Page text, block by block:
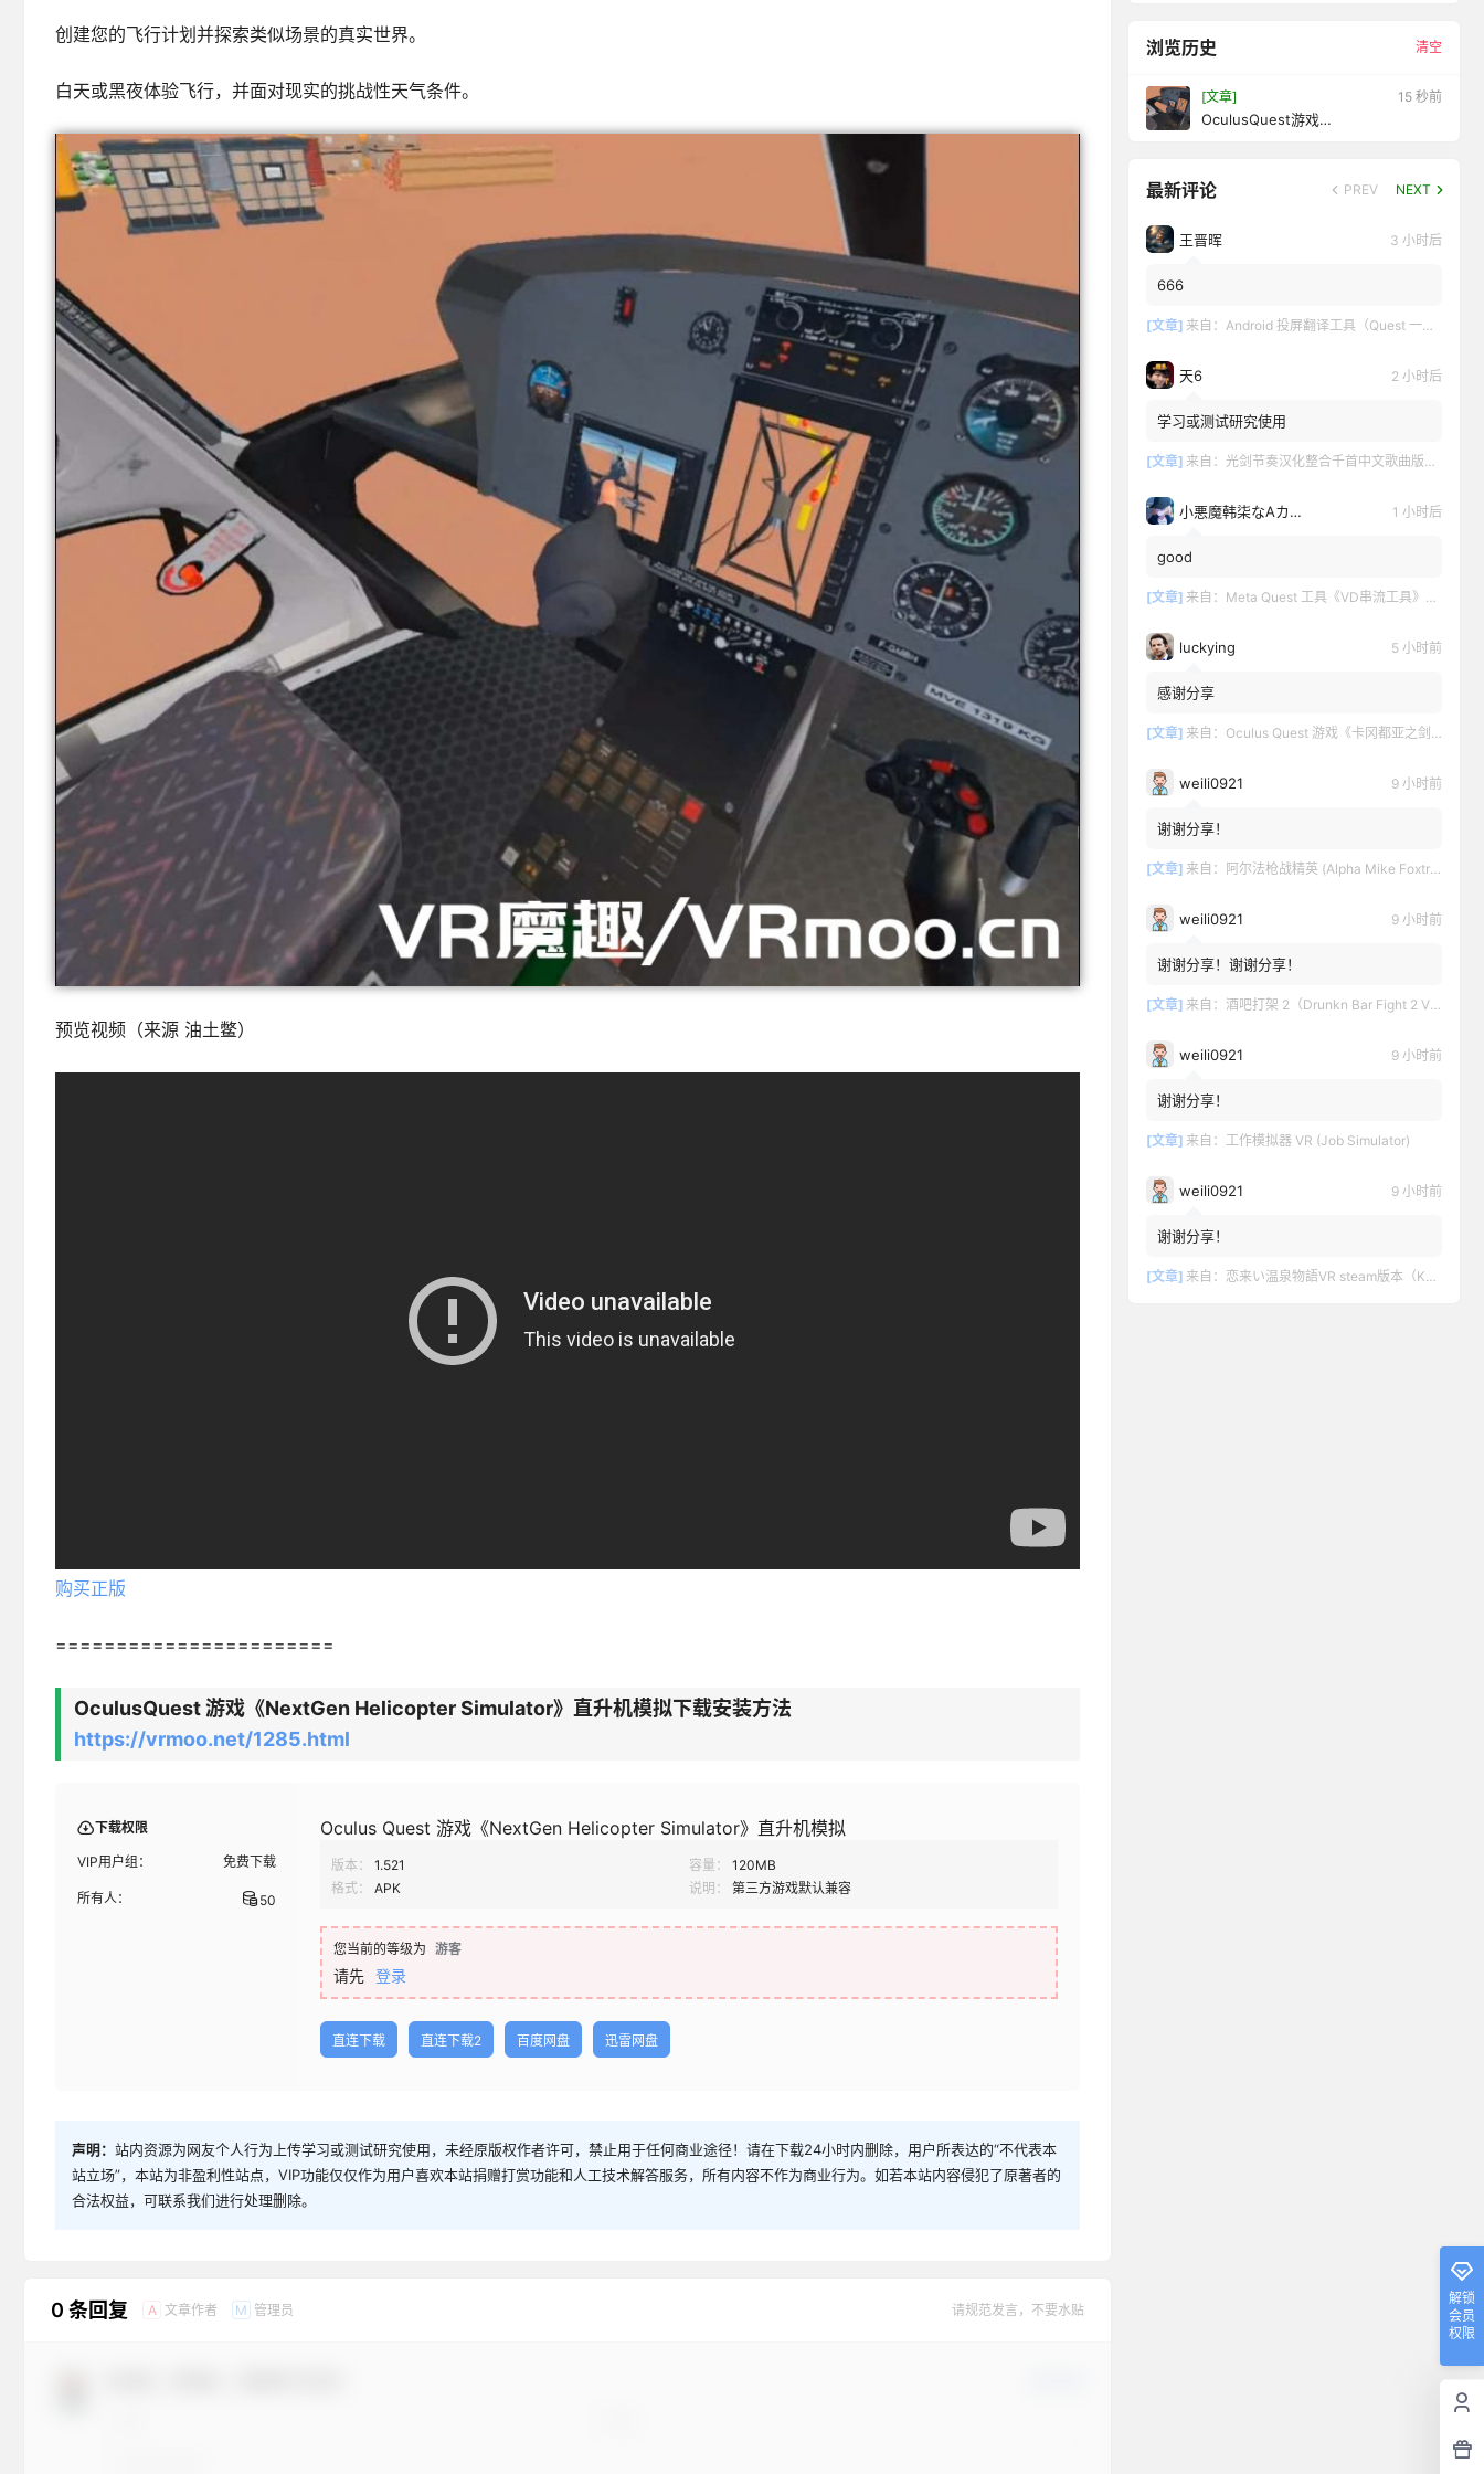
创建您的飞行计划并探索类似场景的真实世界。
白天或黑夜体验飞行，并面对现实的挑战性天气条件。
预览视频（来源 油土鳖）
购买正版
=======================
OculusQuest 游戏《NextGen Helicopter Simulator》直升机模拟下载安装方法
https://vrmoo.net/1285.html
下载权限
VIP用户组： 免费下载
所有人： 50
Oculus Quest 游戏《NextGen Helicopter Simulator》直升机模拟
版本： 1.521 容量：
120MB
格式：
APK 说明： 第三方游戏默认兼容
您当前的等级为 游客
请先 登录
直连下载 直连下载2 百度网盘 迅雷网盘
声明： 站内资源为网友个人行为上传学习或测试研究使用，未经原版权作者许可，禁止用于任何商业途径！请在下载24小时内删除，用户所表达的“不代表本
站立场”，本站为非盈利性站点，VIP功能仅仅作为用户喜欢本站捐赠打赏功能和人工技术解答服务，所有内容不作为商业行为。如若本站内容侵犯了原著者的
合法权益，可联系我们进行处理删除。
0 条回复 A 文章作者 M 管理员 请规范发言，不要水贴
浏览历史 清空
[文章] 16 秒前
OculusQuest游戏
最新评论 PREV NEXT
王晋晖 3 小时后
666
[文章] 来自： Android 投屏翻译工具（Quest 一键投屏和翻译）
天6 2 小时后
学习或测试研究使用
[文章] 来自： 光剑节奏汉化整合千首中文歌曲版（Beat Saber VR）全DLC解锁懒人带自定义歌曲版
小悪魔韩柒なAカップ魅 1 小时后
good
[文章] 来自： Meta Quest 工具《VD串流工具》Virtual Desktop 破解版
luckying 5 小时前
感谢分享
[文章] 来自： Oculus Quest 游戏《卡冈都亚之剑》Swords of Gargantua
weili0921 9 小时前
谢谢分享！
[文章] 来自： 阿尔法枪战精英 (Alpha Mike Foxtrot VR – AMF VR)
weili0921 9 小时前
谢谢分享！谢谢分享！
[文章] 来自： 酒吧打架 2（Drunkn Bar Fight 2 VR）
weili0921 9 小时前
谢谢分享！
[文章] 来自： 工作模拟器 VR (Job Simulator)
weili0921 9 小时前
谢谢分享！
[文章] 来自： 恋来い温泉物語VR steam版本（KoiKoiMonogatari VR）
解锁
会员
权限